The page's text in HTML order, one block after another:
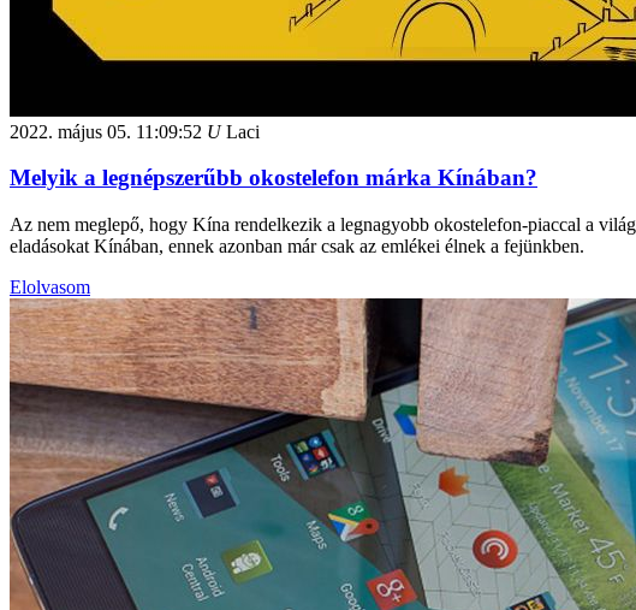
2022. május 05. 11:09:52 ULaci
Melyik a legnépszerűbb okostelefon márka Kínában?
Az nem meglepő, hogy Kína rendelkezik a legnagyobb okostelefon-piaccal a
eladásokat Kínában, ennek azonban már csak az emlékei élnek a fejünkben.
Elolvasom